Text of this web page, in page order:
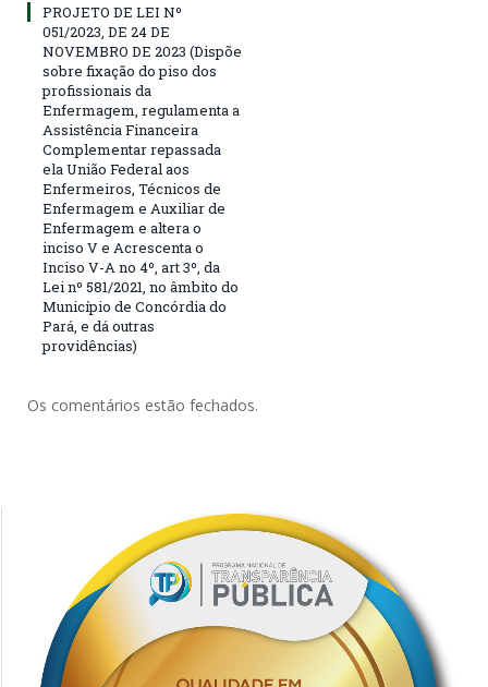
PROJETO DE LEI Nº
051/2023, DE 24 DE
NOVEMBRO DE 2023 (Dispõe
sobre fixação do piso dos
profissionais da
Enfermagem, regulamenta a
Assistência Financeira
Complementar repassada
ela União Federal aos
Enfermeiros, Técnicos de
Enfermagem e Auxiliar de
Enfermagem e altera o
inciso V e Acrescenta o
Inciso V-A no 4º, art 3º, da
Lei nº 581/2021, no âmbito do
Município de Concórdia do
Pará, e dá outras
providências)
Os comentários estão fechados.